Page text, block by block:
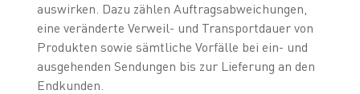
auswirken. Dazu zählen Auftragsabweichungen,
eine veränderte Verweil- und Transportdauer von
Produkten sowie sämtliche Vorfälle bei ein- und
ausgehenden Sendungen bis zur Lieferung an den
Endkunden.